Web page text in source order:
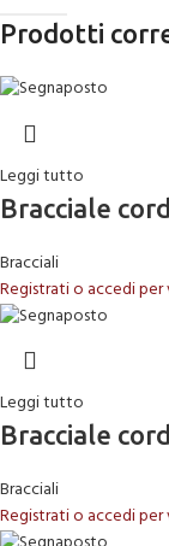
Prodotti
Leggi tutto
Bracciale
Bracciali
Registrati o accedi per
Leggi tutto
Bracciale
Bracciali
Registrati o accedi per